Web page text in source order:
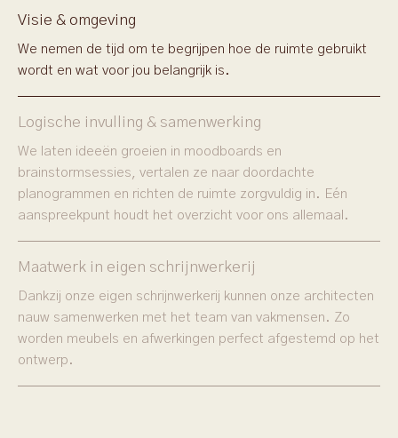
Visie & omgeving
We nemen de tijd om te begrijpen hoe de ruimte gebruikt
wordt en wat voor jou belangrijk is.
Logische invulling & samenwerking
We laten ideeën groeien in moodboards en
brainstormsessies, vertalen ze naar doordachte
planogrammen en richten de ruimte zorgvuldig in. Eén
aanspreekpunt houdt het overzicht voor ons allemaal.
Maatwerk in eigen schrijnwerkerij
Dankzij onze eigen schrijnwerkerij kunnen onze architecten
nauw samenwerken met het team van vakmensen. Zo
worden meubels en afwerkingen perfect afgestemd op het
ontwerp.